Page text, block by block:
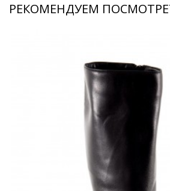
РЕКОМЕНДУЕМ